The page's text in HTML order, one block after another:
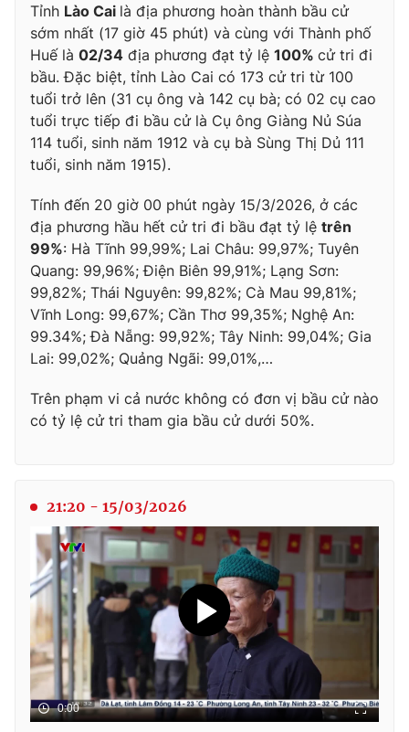
VTV4 Vươn mình bằng AI
VTV9 VTV8
Liên hệ tòa soạn English
THỜI BÁO VTV
Theo dõi báo trên
Cơ quan chủ quản:Đài Truyền hình Việt Nam
Cơ quan báo chí: Thời báo VTV
Giấy phép hoạt động báo in và báo điện tử số 483/GP-BTTTT
cấp ngày 29/12/2023
Tổng đài VTV: 024.38 355 931 - 024.38 355 932
Ðiện thoại Thời báo VTV:024.66 897 897
Email: toasoan@vtv.vn
Liên hệ quảng cáo:024-7300.7108
Tỉnh Lào Cai là địa phương hoàn thành bầu cử
sớm nhất (17 giờ 45 phút) và cùng với Thành phố
Huế là 02/34 địa phương đạt tỷ lệ 100% cử tri đi
bầu. Đặc biệt, tỉnh Lào Cai có 173 cử tri từ 100
tuổi trở lên (31 cụ ông và 142 cụ bà; có 02 cụ cao
tuổi trực tiếp đi bầu cử là Cụ ông Giàng Nủ Súa
114 tuổi, sinh năm 1912 và cụ bà Sùng Thị Dủ 111
tuổi, sinh năm 1915).
Tính đến 20 giờ 00 phút ngày 15/3/2026, ở các
địa phương hầu hết cử tri đi bầu đạt tỷ lệ trên
99%: Hà Tĩnh 99,99%; Lai Châu: 99,97%; Tuyên
Quang: 99,96%; Điện Biên 99,91%; Lạng Sơn:
99,82%; Thái Nguyên: 99,82%; Cà Mau 99,81%;
Vĩnh Long: 99,67%; Cần Thơ 99,35%; Nghệ An:
99.34%; Đà Nẵng: 99,92%; Tây Ninh: 99,04%; Gia
Lai: 99,02%; Quảng Ngãi: 99,01%,…
Trên phạm vi cả nước không có đơn vị bầu cử nào
có tỷ lệ cử tri tham gia bầu cử dưới 50%.
21:20 - 15/03/2026
0:00